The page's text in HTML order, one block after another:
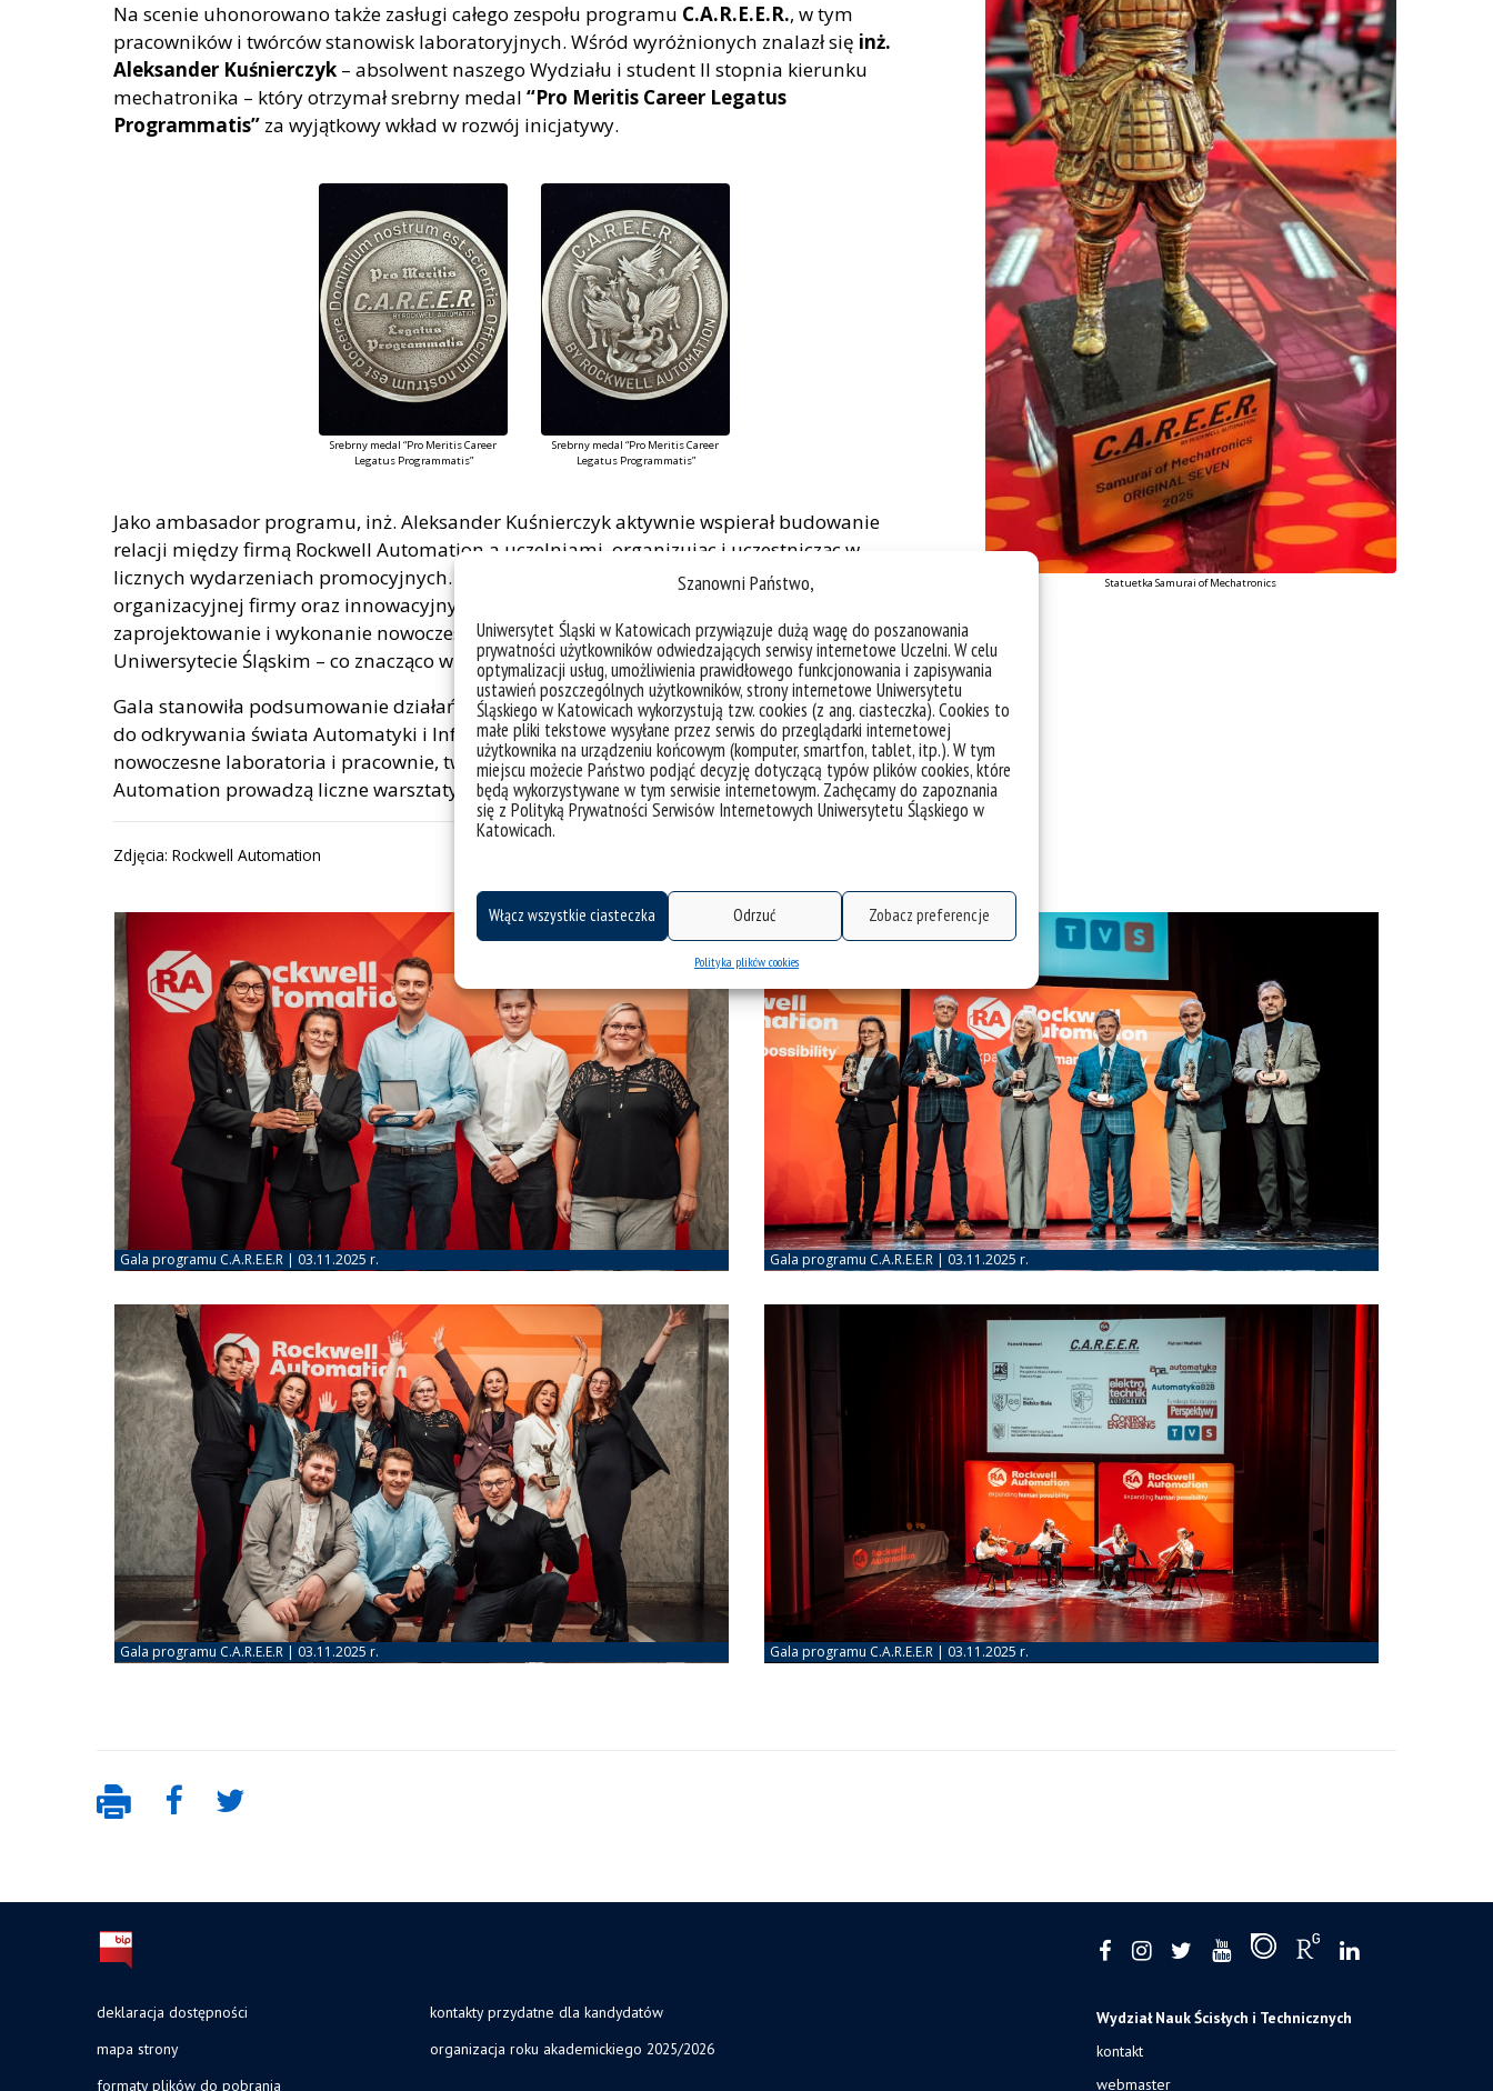
Szanowni Państwo,
Uniwersytet Śląski w Katowicach przywiązuje dużą wagę do poszanowania
prywatności użytkowników odwiedzających serwisy internetowe Uczelni. W celu
optymalizacji usług, umożliwienia prawidłowego funkcjonowania i zapisywania
ustawień poszczególnych użytkowników, strony internetowe Uniwersytetu
Śląskiego w Katowicach wykorzystują tzw. cookies (z ang. ciasteczka). Cookies to
małe pliki tekstowe wysyłane przez serwis do przeglądarki internetowej
użytkownika na urządzeniu końcowym (komputer, smartfon, tablet, itp.). W tym
miejscu możecie Państwo podjąć decyzję dotyczącą typów plików cookies, które
będą wykorzystywane w tym serwisie internetowym. Zachęcamy do zapoznania
się z Polityką Prywatności Serwisów Internetowych Uniwersytetu Śląskiego w
Katowicach.
Włącz wszystkie ciasteczka Odrzuć Zobacz preferencje
Polityka plików cookies
Na scenie uhonorowano także zasługi całego zespołu programu C.A.R.E.E.R., w tym
pracowników i twórców stanowisk laboratoryjnych. Wśród wyróżnionych znalazł się inż.
Aleksander Kuśnierczyk – absolwent naszego Wydziału i student II stopnia kierunku
mechatronika – który otrzymał srebrny medal “Pro Meritis Career Legatus
Programmatis” za wyjątkowy wkład w rozwój inicjatywy.
Srebrny medal “Pro Meritis Career
Legatus Programmatis”
Srebrny medal “Pro Meritis Career
Legatus Programmatis”
Jako ambasador programu, inż. Aleksander Kuśnierczyk aktywnie wspierał budowanie
relacji między firmą Rockwell Automation a uczelniami, organizując i uczestnicząc w
licznych wydarzeniach promocyjnych. Opowiadał o możliwościach stażowych, kulturze
organizacyjnej firmy oraz innowacyjnych projektach. Był również odpowiedzialny za
zaprojektowanie i wykonanie nowoczesnych stanowisk laboratoryjnych – także na
Uniwersytecie Śląskim – co znacząco wzmocniło współpracę między edukacją a przemysłem.
Gala stanowiła podsumowanie działań programu C.A.R.E.E.R., który inspiruje młodych ludzi
do odkrywania świata Automatyki i Informatyki Przemysłowej. W jego ramach powstają
nowoczesne laboratoria i pracownie, tworzone są strefy relaksu, a eksperci Rockwell
Automation prowadzą liczne warsztaty i prelekcje dla młodzieży.
Zdjęcia: Rockwell Automation
Statuetka Samurai of Mechatronics
deklaracja dostępności
mapa strony
formaty plików do pobrania
kontakty przydatne dla kandydatów
organizacja roku akademickiego 2025/2026
Wydział Nauk Ścisłych i Technicznych
kontakt
webmaster